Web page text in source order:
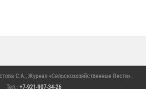
С.А., Журнал «Сельскохозяйственные Вести».
Тел.: +7-921-907-34-26